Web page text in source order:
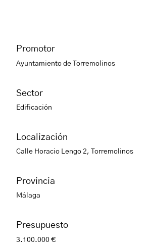
Promotor
Ayuntamiento de Torremolinos
Sector
Edificación
Localización
Calle Horacio Lengo 2, Torremolinos
Provincia
Málaga
Presupuesto
3.100.000 €